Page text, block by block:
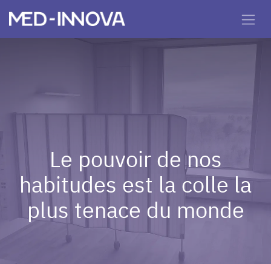
Le pouvoir de nos
habitudes est la colle la
plus tenace du monde